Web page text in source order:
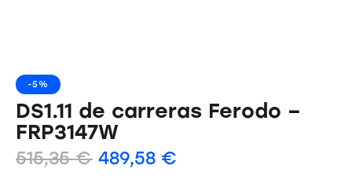
-5%
DS1.11 de carreras Ferodo –
FRP3147W
515,35€ 489,58 €